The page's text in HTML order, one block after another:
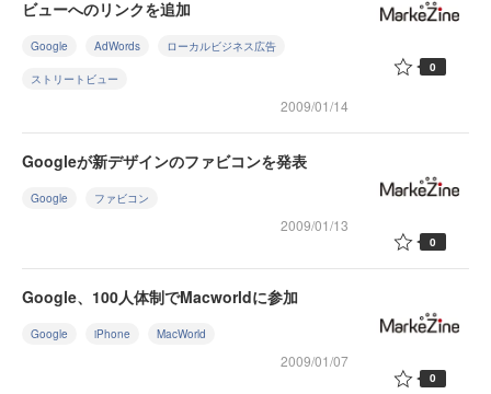
ビューへのリンクを追加
Google AdWords ローカルビジネス広告
ストリートビュー
2009/01/14
0
Googleが新デザインのファビコンを発表
Google ファビコン
2009/01/13
0
Google、100人体制でMacworldに参加
Google iPhone MacWorld
2009/01/07
0